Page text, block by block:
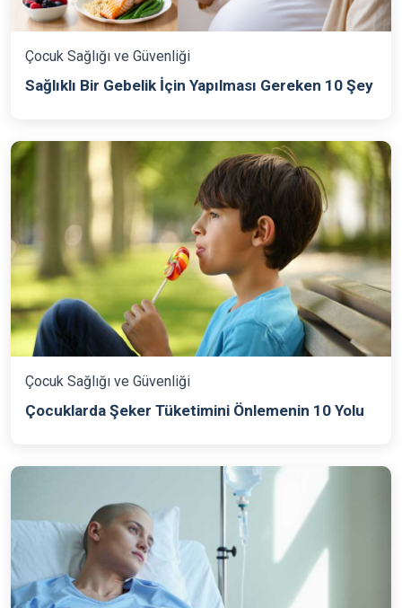
Çocuk Sağlığı ve Güvenliği
Sağlıklı Bir Gebelik İçin Yapılması Gereken 10 Şey
Çocuk Sağlığı ve Güvenliği
Çocuklarda Şeker Tüketimini Önlemenin 10 Yolu